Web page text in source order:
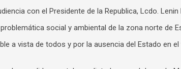
con el Presidente de la Republica, Lcdo.
social y ambiental de la zona norte de
a vista de todos y por la ausencia del Estado en el